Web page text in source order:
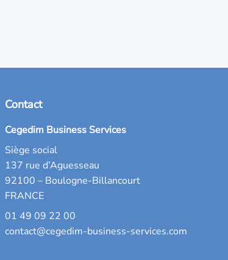
Contact
Cegedim Business Services
Siège social
137 rue d’Aguesseau
92100 – Boulogne-Billancourt
FRANCE
01 49 09 22 00
contact@cegedim-business-services.com